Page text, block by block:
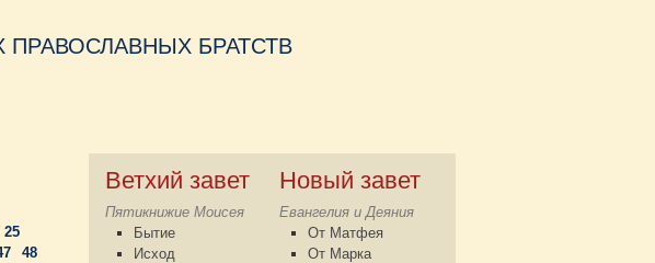
БРАТСТВ
25
48
Ветхий завет
Пятикнижие Моисея
Бытие
Исход
Новый завет
Евангелия и Деяния
От Матфея
От Марка